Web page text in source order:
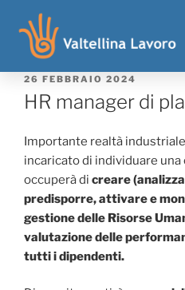
26 FEBBRAIO 2024
HR manager di
Importante realtà
incaricato di individuare una
occuperà di creare
predisporre, attivare e
gestione delle Risorse
valutazione delle
tutti i dipendenti.